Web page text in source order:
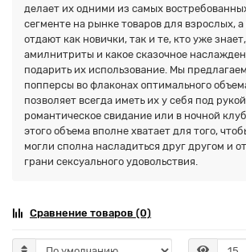
делает их одними из самых
сегменте на рынке товаров для взрослых,
отдают как новички, так и те, кто уже
амилнитриты и какое сказочное
подарить их использование. Мы
попперсы во флаконах оптимального
позволяет всегда иметь их у себя под
романтическое свидание или в ночной
этого объема вполне хватает для того,
могли сполна насладиться друг другом и
грани сексуального удовольствия.
Сравнение товаров (0)